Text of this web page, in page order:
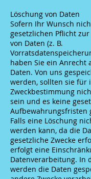
Löschung von Daten
Sofern Ihr Wunsch
gesetzlichen Pflicht
von Daten (z. B.
haben Sie ein Anrecht
Daten. Von uns
werden, sollten sie für
Zweckbestimmung
sein und es keine
Aufbewahrungsfristen
Falls eine Löschung
werden kann, da die
gesetzliche Zwecke
erfolgt eine
Datenverarbeitung. In
werden die Daten